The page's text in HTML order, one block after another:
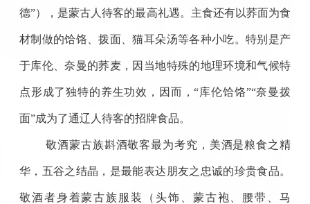
德”），是蒙古人待客的最高礼遇。主食还有以荞面为食
材制做的饸饹、拨面、猫耳朵汤等各种小吃。特别是产
于库伦、奈曼的荞麦，因当地特殊的地理环境和气候特
点形成了独特的养生功效，因而，“库伦饸饹”“奈曼拨
面”成为了通辽人待客的招牌食品。
敬酒蒙古族斟酒敬客最为考究，美酒是粮食之精
华，五谷之结晶，是最能表达朋友之忠诚的珍贵食品。
敬酒者身着蒙古族服装（头饰、蒙古袍、腰带、马